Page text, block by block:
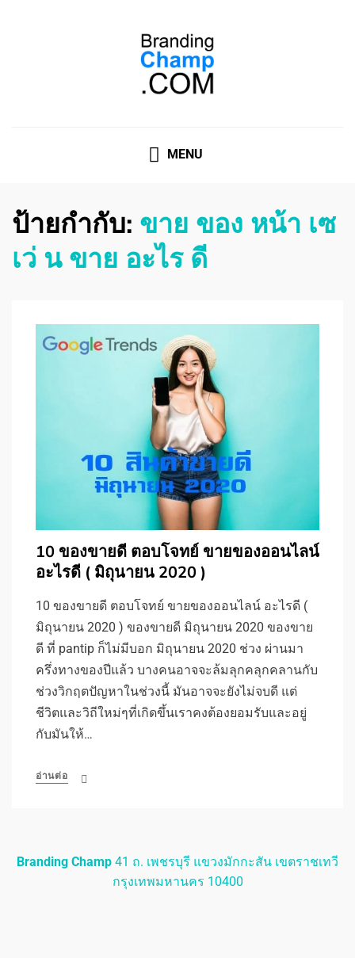
MENU
ป้ายกำกับ: ขาย ของ หน้า เซ
เว่ น ขาย อะไร ดี
10 ของขายดี ตอบโจทย์ ขายของออนไลน์
อะไรดี ( มิถุนายน 2020 )
10 ของขายดี ตอบโจทย์ ขายของออนไลน์ อะไรดี (
มิถุนายน 2020 ) ของขายดี มิถุนายน 2020 ของขาย
ดี ที่ pantip ก็ไม่มีบอก มิถุนายน 2020 ช่วง ผ่านมา
ครึ่งทางของปีแล้ว บางคนอาจจะล้มลุกคลุกคลานกับ
ช่วงวิกฤตปัญหาในช่วงนี้ มันอาจจะยังไม่จบดี แต่
ชีวิตและวิถีใหม่ๆที่เกิดขึ้นเราคงต้องยอมรับและอยู่
กับมันให้…
อ่านต่อ
Branding Champ 41 ถ. เพชรบุรี แขวงมักกะสัน เขตราชเทวี
กรุงเทพมหานคร 10400